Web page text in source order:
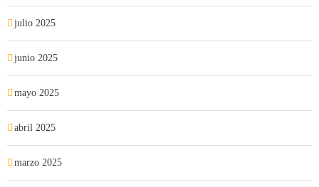
julio 2025
junio 2025
mayo 2025
abril 2025
marzo 2025